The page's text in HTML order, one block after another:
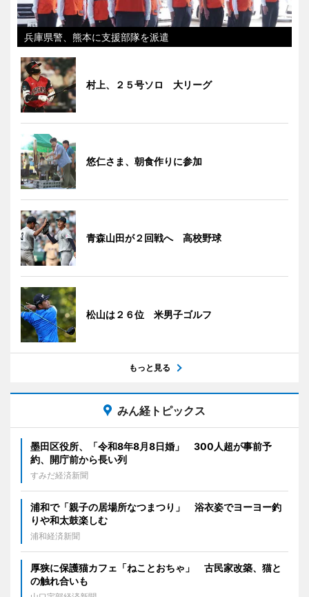
兵庫県警、熊本に支援部隊を派遣
村上、２５号ソロ 大リーグ
悠仁さま、朝食作りに参加
青森山田が２回戦へ 高校野球
松山は２６位 米男子ゴルフ
もっと見る
みん経トピックス
墨田区役所、「令和8年8月8日婚」 300人超が事前予
約、開庁前から長い列
すみだ経済新聞
浦和で「親子の居場所なつまつり」 浴衣姿でヨーヨー釣
りや和太鼓楽しむ
浦和経済新聞
厚狭に保護猫カフェ「ねことおちゃ」 古民家改築、猫と
の触れ合いも